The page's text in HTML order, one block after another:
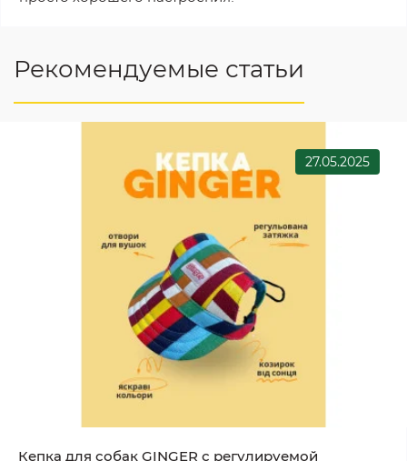
Рекомендуемые статьи
27.05.2025
Кепка для собак GINGER с регулируемой